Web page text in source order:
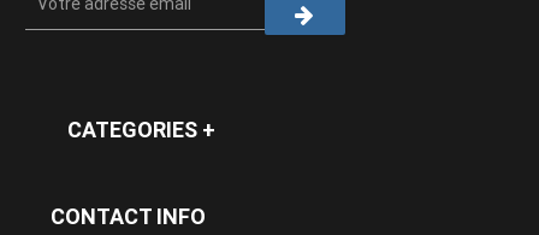
CATEGORIES +
CONTACT INFO